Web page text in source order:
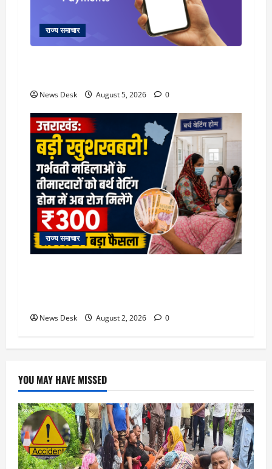
राज्य समाचार
News Desk August 5, 2026 0
राज्य समाचार
News Desk August 2, 2026 0
YOU MAY HAVE MISSED